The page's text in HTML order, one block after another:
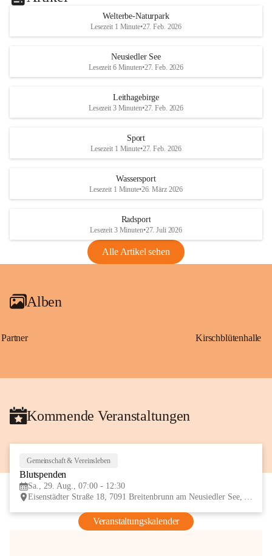
s
d
S
unzulässige Weingärten zu roden! Bitte
helfen wir zusammen um unsere Winzer
vor den prognostizierten Ernteausfällen
und den daraus folgenden wirtschaftlichen
Maßnahmen zur Bekämpfung
Rebe und der Amerikanischen
Anhang VBl. EU Nr. 18
1 Seite•1,4 MB
VBl. EU Nr. 18_2026
e
d
r
S
Welterbe-Naturpark
Lesezeit 1 Minute•27. Feb. 2026
Neusiedler See
Lesezeit 6 Minuten•27. Feb. 2026
Leithagebirge
Lesezeit 3 Minuten•27. Feb. 2026
Sport
Lesezeit 1 Minute•27. Feb. 2026
Wassersport
Lesezeit 1 Minute•26. März 2026
Radsport
Lesezeit 3 Minuten•27. Juli 2026
Alle Artikel sehen
Alben
Partner Kirschblütenhalle
Kommende Veranstaltungen
Gemeinschaft & Vereinsleben
Blutspenden
Sa., 29. Aug., 07:00 - 12:30
Eisenstädter Straße 18, 7091 Breitenbrunn am Neusiedler See, AUT
Veranstaltungskalender